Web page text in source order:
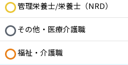
管理栄養士/栄養士（NRD）
その他・医療介護職
福祉・介護職